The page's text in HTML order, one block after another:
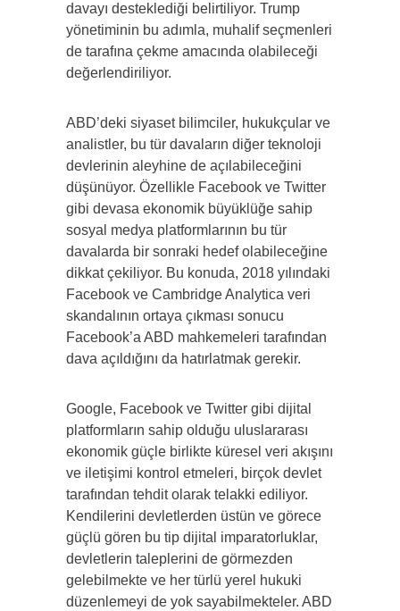
davayı desteklediği belirtiliyor. Trump
yönetiminin bu adımla, muhalif seçmenleri
de tarafına çekme amacında olabileceği
değerlendiriliyor.
ABD’deki siyaset bilimciler, hukukçular ve
analistler, bu tür davaların diğer teknoloji
devlerinin aleyhine de açılabileceğini
düşünüyor. Özellikle Facebook ve Twitter
gibi devasa ekonomik büyüklüğe sahip
sosyal medya platformlarının bu tür
davalarda bir sonraki hedef olabileceğine
dikkat çekiliyor. Bu konuda, 2018 yılındaki
Facebook ve Cambridge Analytica veri
skandalının ortaya çıkması sonucu
Facebook’a ABD mahkemeleri tarafından
dava açıldığını da hatırlatmak gerekir.
Google, Facebook ve Twitter gibi dijital
platformların sahip olduğu uluslararası
ekonomik güçle birlikte küresel veri akışını
ve iletişimi kontrol etmeleri, birçok devlet
tarafından tehdit olarak telakki ediliyor.
Kendilerini devletlerden üstün ve görece
güçlü gören bu tip dijital imparatorluklar,
devletlerin taleplerini de görmezden
gelebilmekte ve her türlü yerel hukuki
düzenlemeyi de yok sayabilmekteler. ABD